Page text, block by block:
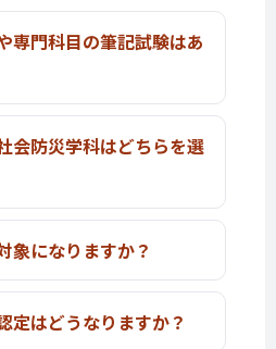
専門科目の筆記試験はあ
会防災学科はどちらを選
象になりますか？
定はどうなりますか？